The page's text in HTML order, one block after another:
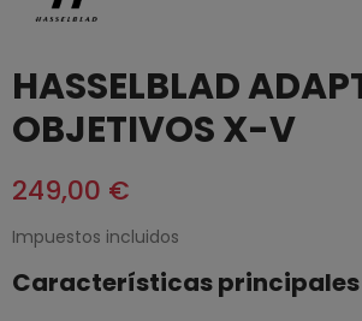
HASSELBLAD
OBJETIVOS X-V
249,00 €
Impuestos incluidos
Características principales